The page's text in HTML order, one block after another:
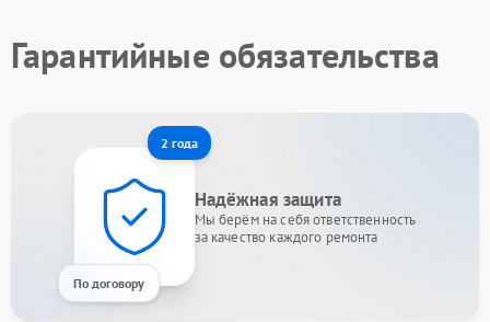
Гарантийные обязательства
2 года
По договору
Надёжная защита
Мы берём на себя ответственность
за качество каждого ремонта